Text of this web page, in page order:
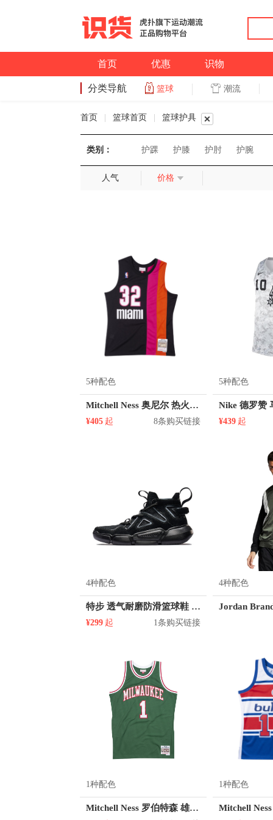
首页 优惠 识物
分类导航 篮球 潮流
首页 篮球首页 篮球护具
类别： 护踝 护膝 护肘 护腕
人气 价格
5种配色
Mitchell Ness 奥尼尔 热火队 32号球衣
¥405 起 8条购买链接
5种配色
¥439 起
4种配色
特步 透气耐磨防滑篮球鞋 880119120087
¥299 起 1条购买链接
4种配色
1种配色
Mitchell Ness 罗伯特森 雄鹿队 1号球衣
1种配色